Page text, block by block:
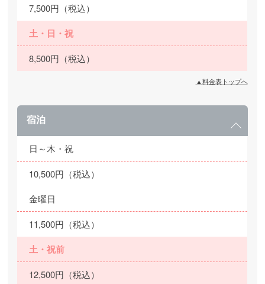
7,500円（税込）
土・日・祝
8,500円（税込）
▲料金表トップへ
宿泊
日～木・祝
10,500円（税込）
金曜日
11,500円（税込）
土・祝前
12,500円（税込）